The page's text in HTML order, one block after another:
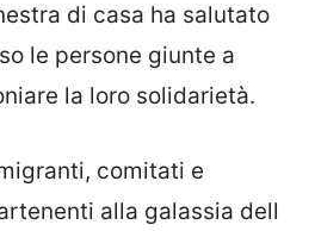
di casa ha salutato
le persone giunte a
la loro solidarietà.
comitati e
alla galassia dell